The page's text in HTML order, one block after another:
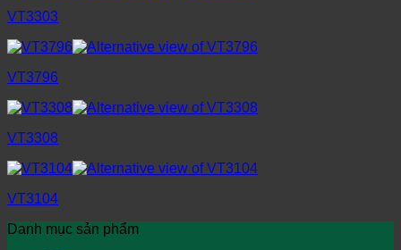
VT3303
VT3796
VT3308
VT3104
Danh mục sản phẩm